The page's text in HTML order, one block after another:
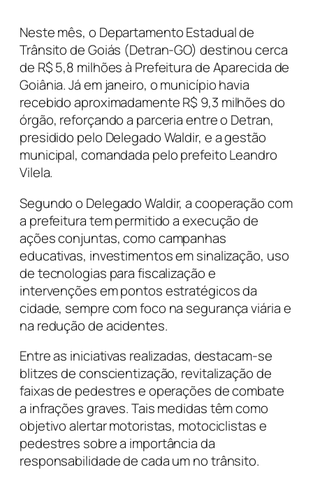
Neste mês, o Departamento Estadual de
Trânsito de Goiás (Detran-GO) destinou cerca
de R$ 5,8 milhões à Prefeitura de Aparecida de
Goiânia. Já em janeiro, o município havia
recebido aproximadamente R$ 9,3 milhões do
órgão, reforçando a parceria entre o Detran,
presidido pelo Delegado Waldir, e a gestão
municipal, comandada pelo prefeito Leandro
Vilela.
Segundo o Delegado Waldir, a cooperação com
a prefeitura tem permitido a execução de
ações conjuntas, como campanhas
educativas, investimentos em sinalização, uso
de tecnologias para fiscalização e
intervenções em pontos estratégicos da
cidade, sempre com foco na segurança viária e
na redução de acidentes.
Entre as iniciativas realizadas, destacam-se
blitzes de conscientização, revitalização de
faixas de pedestres e operações de combate
a infrações graves. Tais medidas têm como
objetivo alertar motoristas, motociclistas e
pedestres sobre a importância da
responsabilidade de cada um no trânsito.